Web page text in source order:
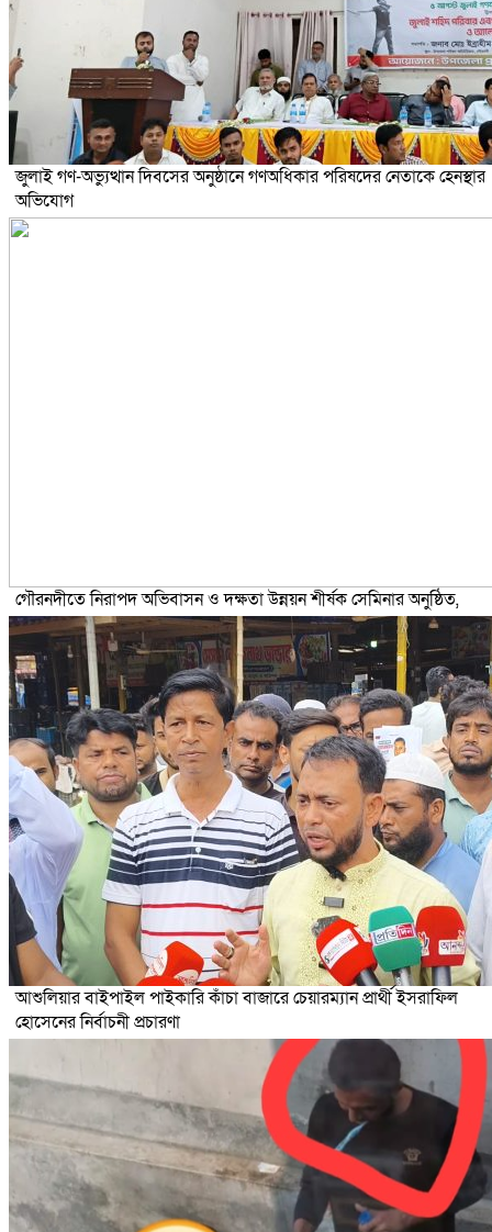
জুলাই গণ-অভ্যুত্থান দিবসের অনুষ্ঠানে গণঅধিকার পরিষদের নেতাকে হেনস্থার
অভিযোগ
গৌরনদীতে নিরাপদ অভিবাসন ও দক্ষতা উন্নয়ন শীর্ষক সেমিনার অনুষ্ঠিত,
আশুলিয়ার বাইপাইল পাইকারি কাঁচা বাজারে চেয়ারম্যান প্রার্থী ইসরাফিল
হোসেনের নির্বাচনী প্রচারণা